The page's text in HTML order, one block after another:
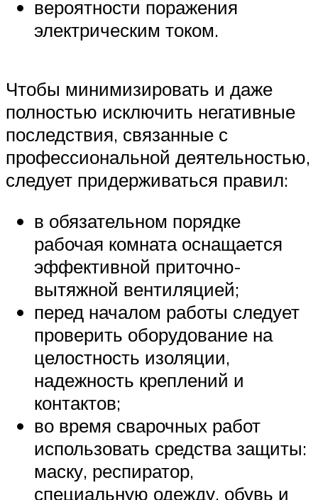
вероятности поражения
электрическим током.
Чтобы минимизировать и даже
полностью исключить негативные
последствия, связанные с
профессиональной деятельностью,
следует придерживаться правил:
в обязательном порядке
рабочая комната оснащается
эффективной приточно-
вытяжной вентиляцией;
перед началом работы следует
проверить оборудование на
целостность изоляции,
надежность креплений и
контактов;
во время сварочных работ
использовать средства защиты:
маску, респиратор,
специальную одежду, обувь и